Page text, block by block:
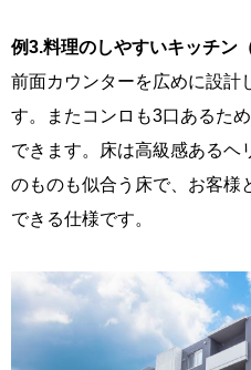
例3.料理のしやすいキッチン
前面カウンターを広めに設計
す。またコンロも3口あるた
できます。床は高級感あるヘ
のものも似合う床で、お客様
できる仕様です。